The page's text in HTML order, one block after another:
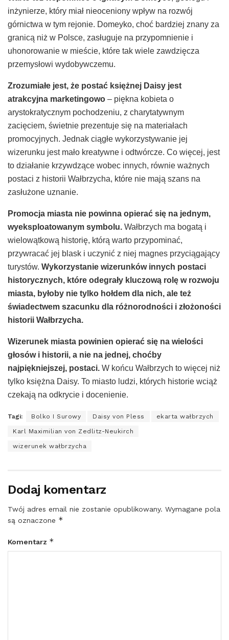
inżynierze, który miał nieoceniony wpływ na rozwój
górnictwa w tym rejonie. Domeyko, choć bardziej znany za
granicą niż w Polsce, zasługuje na przypomnienie i
uhonorowanie w mieście, które tak wiele zawdzięcza
przemysłowi wydobywczemu.
Zrozumiałe jest, że postać księżnej Daisy jest
atrakcyjna marketingowo – piękna kobieta o
arystokratycznym pochodzeniu, z charytatywnym
zacięciem, świetnie prezentuje się na materiałach
promocyjnych. Jednak ciągłe wykorzystywanie jej
wizerunku jest mało kreatywne i odtwórcze. Co więcej, jest
to działanie krzywdzące wobec innych, równie ważnych
postaci z historii Wałbrzycha, które nie mają szans na
zasłużone uznanie.
Promocja miasta nie powinna opierać się na jednym,
wyeksploatowanym symbolu. Wałbrzych ma bogatą i
wielowątkową historię, którą warto przypominać,
przywracać jej blask i uczynić z niej magnes przyciągający
turystów. Wykorzystanie wizerunków innych postaci
historycznych, które odegrały kluczową rolę w rozwoju
miasta, byłoby nie tylko hołdem dla nich, ale też
świadectwem szacunku dla różnorodności i złożoności
historii Wałbrzycha.
Wizerunek miasta powinien opierać się na wielości
głosów i historii, a nie na jednej, choćby
najpiękniejszej, postaci. W końcu Wałbrzych to więcej niż
tylko księżna Daisy. To miasto ludzi, których historie wciąż
czekają na odkrycie i docenienie.
Tagi: Bolko I Surowy Daisy von Pless ekarta wałbrzych
Karl Maximilian von Zedlitz-Neukirch
wizerunek wałbrzycha
Dodaj komentarz
Twój adres email nie zostanie opublikowany. Wymagane pola
są oznaczone *
Komentarz *